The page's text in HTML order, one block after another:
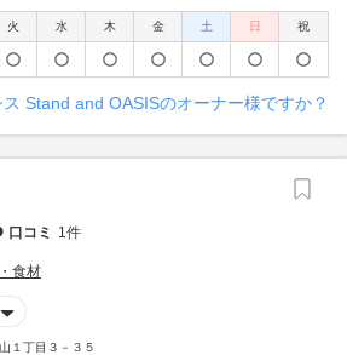
火 水 木 金 土 日 祝
Stand and OASISのオーナー様ですか？
口コミ 1件
食材
１丁目３－３５